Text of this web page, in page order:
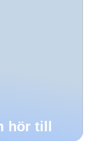
hör till